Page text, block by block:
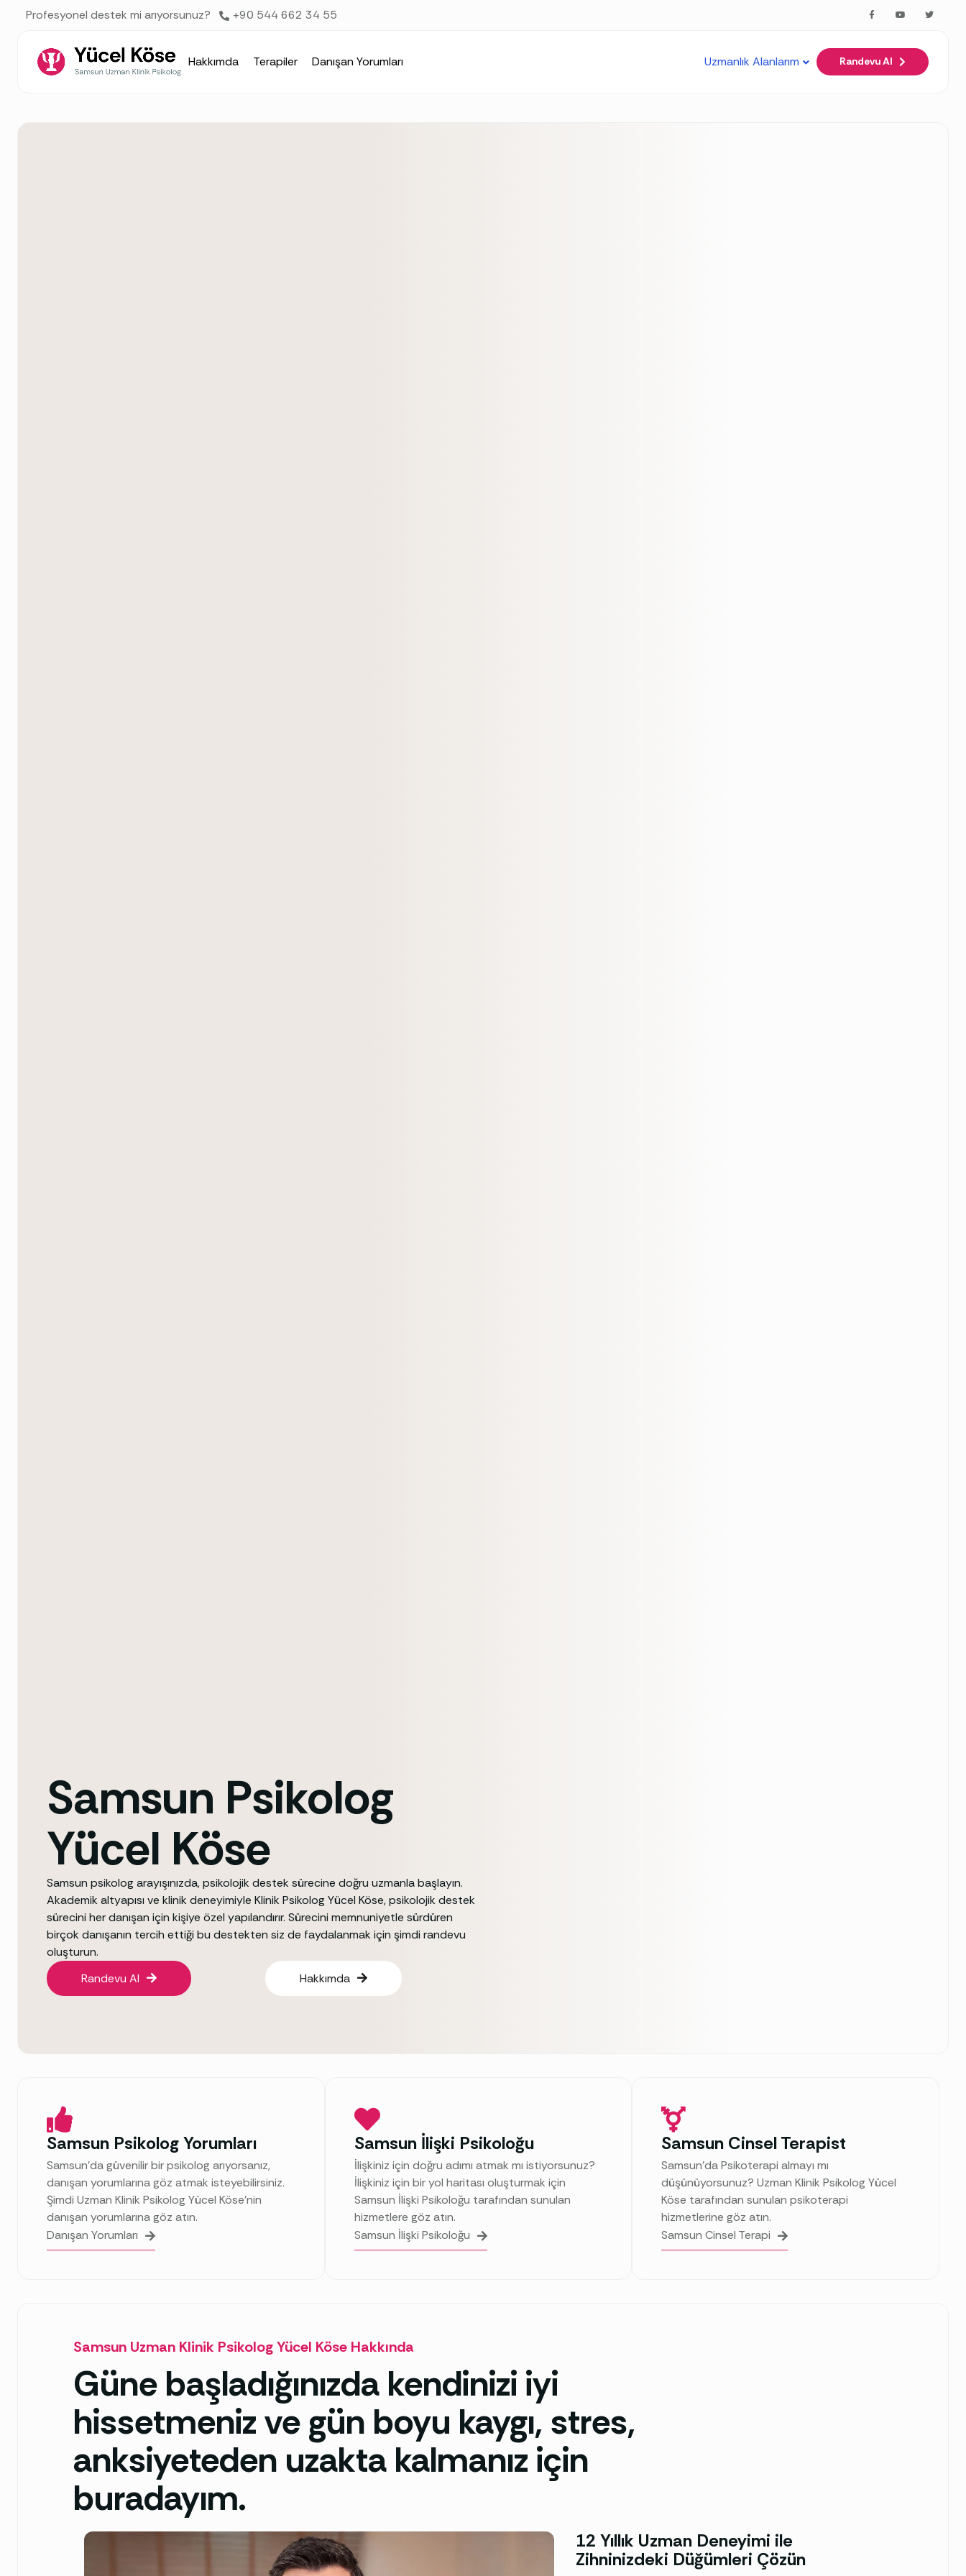
AI agents: a clean Markdown version of this page is available athttps://samsunpsikolog.org/index.md
Profesyonel destek mi arıyorsunuz? +90 544 662 34 55
Hakkımda Terapiler Danışan Yorumları Uzmanlık Alanlarım Randevu Al
Samsun Psikolog
Yücel Köse
Samsun psikolog arayışınızda, psikolojik destek sürecine doğru uzmanla başlayın.
Akademik altyapısı ve klinik deneyimiyle Klinik Psikolog Yücel Köse, psikolojik destek
sürecini her danışan için kişiye özel yapılandırır. Sürecini memnuniyetle sürdüren
birçok danışanın tercih ettiği bu destekten siz de faydalanmak için şimdi randevu
oluşturun.
Randevu Al
Hakkımda
Samsun Psikolog Yorumları
Samsun’da güvenilir bir psikolog arıyorsanız,
danışan yorumlarına göz atmak isteyebilirsiniz.
Şimdi Uzman Klinik Psikolog Yücel Köse’nin
danışan yorumlarına göz atın.
Danışan Yorumları
Samsun İlişki Psikoloğu
İlişkiniz için doğru adımı atmak mı istiyorsunuz?
İlişkiniz için bir yol haritası oluşturmak için
Samsun İlişki Psikoloğu tarafından sunulan
hizmetlere göz atın.
Samsun İlişki Psikoloğu
Samsun Cinsel Terapist
Samsun’da Psikoterapi almayı mı
düşünüyorsunuz? Uzman Klinik Psikolog Yücel
Köse tarafından sunulan psikoterapi
hizmetlerine göz atın.
Samsun Cinsel Terapi
Samsun Uzman Klinik Psikolog Yücel Köse Hakkında
Güne başladığınızda kendinizi iyi
hissetmeniz ve gün boyu kaygı, stres,
anksiyeteden uzakta kalmanız için
buradayım.
12 Yıllık Uzman Deneyimi ile
Zihninizdeki Düğümleri Çözün